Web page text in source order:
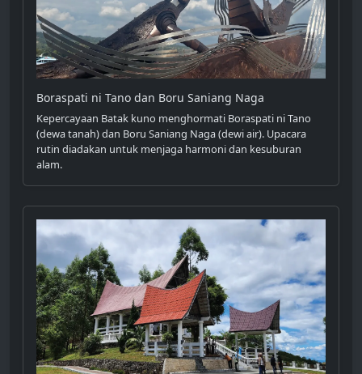
Boraspati ni Tano dan Boru Saniang Naga
Kepercayaan Batak kuno menghormati Boraspati ni Tano
(dewa tanah) dan Boru Saniang Naga (dewi air). Upacara
rutin diadakan untuk menjaga harmoni dan kesuburan
alam.